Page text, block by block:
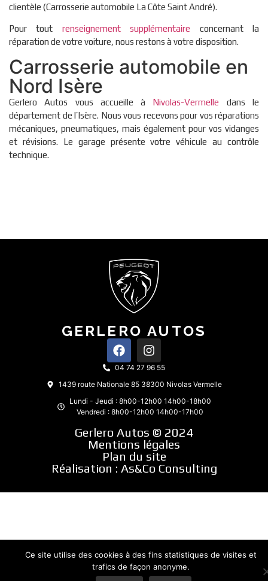
clientèle (Carrosserie automobile La Côte Saint André).
Pour tout renseignement supplémentaire concernant la
réparation de votre voiture, nous restons à votre disposition.
Carrosserie automobile en
Nord Isère
Gerlero Autos vous accueille à Nivolas-Vermelle dans le
département de l’Isère. Nous vous recevons pour vos réparations
mécaniques, pneumatiques, mais également pour vos vidanges
et révisions. Le garage présente votre véhicule au contrôle
technique.
GERLERO AUTOS
04 74 27 96 55
1439 route Nationale 85 38300 Nivolas Vermelle
Lundi - Jeudi : 8h00-12h00 14h00-18h00
Vendredi : 8h00-12h00 14h00-17h00
Gerlero Autos © 2024
Mentions légales
Plan du site
Réalisation : As&Co Consulting
Ce site utilise des cookies à des fins statistiques de visites et
trafics de façon anonyme.